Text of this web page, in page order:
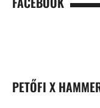
PETŐFI X